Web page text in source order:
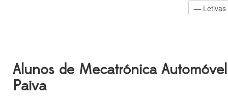
Alunos de Mecatrónica
Paiva